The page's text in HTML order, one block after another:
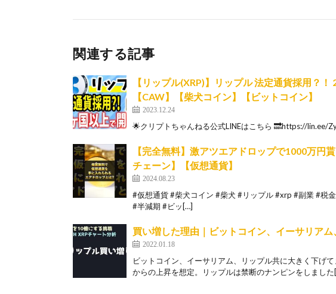
関連する記事
【リップル(XRP)】リップル 法定通貨採用？！
【CAW】【柴犬コイン】【ビットコイン】
2023.12.24
🌟クリプトちゃんねる公式LINEはこちら 🔜https://lin.ee/
【完全無料】激アツエアドロップで1000万円
チェーン】【仮想通貨】
2024.08.23
#仮想通貨 #柴犬コイン #柴犬 #リップル #xrp #副業 #税
#半減期 #ビッ[…]
買い増した理由｜ビットコイン、イーサリア
2022.01.18
ビットコイン、イーサリアム、リップル共に大きく下げ
からの上昇を想定。リップルは禁断のナンピンをしまし